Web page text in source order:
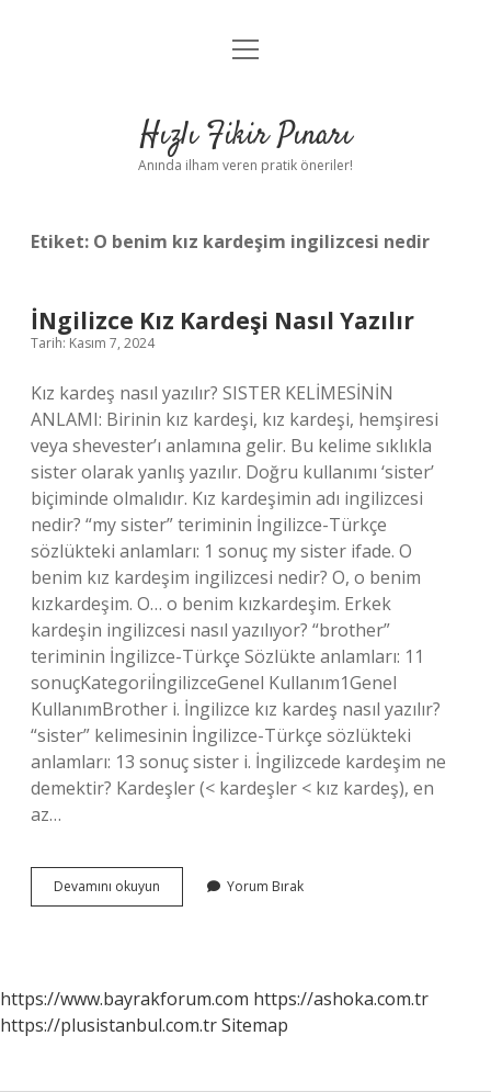
Anasayfa
Yasal Uyarı
menüyü
Hızlı Fikir Pınarı
Anında ilham veren pratik öneriler!
Etiket: O benim kız kardeşim ingilizcesi nedir
İNgilizce Kız Kardeşi Nasıl Yazılır
Tarih: Kasım 7, 2024
Kız kardeş nasıl yazılır? SISTER KELİMESİNİN
ANLAMI: Birinin kız kardeşi, kız kardeşi, hemşiresi
veya shevester’ı anlamına gelir. Bu kelime sıklıkla
sister olarak yanlış yazılır. Doğru kullanımı ‘sister’
biçiminde olmalıdır. Kız kardeşimin adı ingilizcesi
nedir? “my sister” teriminin İngilizce-Türkçe
sözlükteki anlamları: 1 sonuç my sister ifade. O
benim kız kardeşim ingilizcesi nedir? O, o benim
kızkardeşim. O… o benim kızkardeşim. Erkek
kardeşin ingilizcesi nasıl yazılıyor? “brother”
teriminin İngilizce-Türkçe Sözlükte anlamları: 11
sonuçKategoriİngilizceGenel Kullanım1Genel
KullanımBrother i. İngilizce kız kardeş nasıl yazılır?
“sister” kelimesinin İngilizce-Türkçe sözlükteki
anlamları: 13 sonuç sister i. İngilizcede kardeşim ne
demektir? Kardeşler (< kardeşler < kız kardeş), en
az…
Devamını okuyun İNgilizce
Kız
Yorum Bırak
https://www.bayrakforum.com https://ashoka.com.tr
https://plusistanbul.com.trSitemap